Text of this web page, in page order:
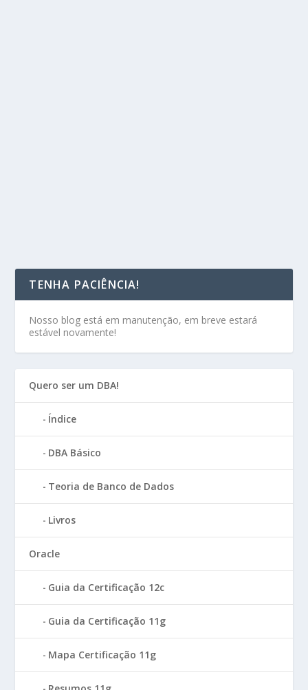
TENHA PACIÊNCIA!
Nosso blog está em manutenção, em breve estará
estável novamente!
Quero ser um DBA!
Índice
DBA Básico
Teoria de Banco de Dados
Livros
Oracle
Guia da Certificação 12c
Guia da Certificação 11g
Mapa Certificação 11g